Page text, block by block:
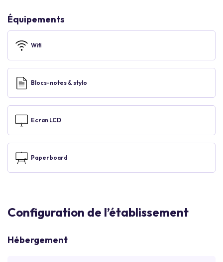
Équipements
Wifi
Blocs-notes & stylo
Ecran LCD
Paperboard
Configuration de l’établissement
Hébergement